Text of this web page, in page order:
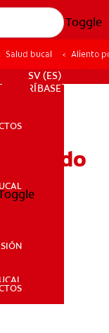
Toggle
SALUD BUCAL
SV (ES)
SUSCRÍBASE
Salud bucal Aliento
Cuando